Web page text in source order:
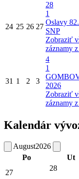
24 25 26 27
28
1
Oslavy
SNP
Zobraziť
záznamy
31 1 2 3
4
1
2026
Zobraziť
záznamy
Kalendár
August2026
Po
Ut
27
28